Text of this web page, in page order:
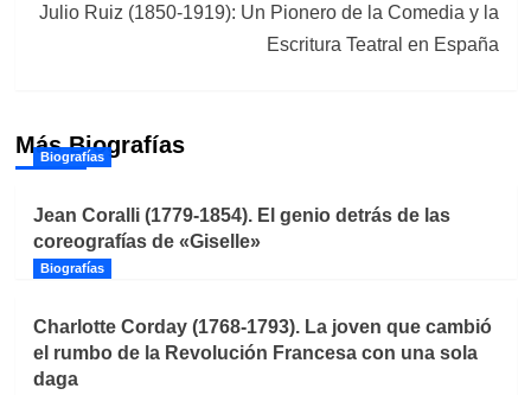
Julio Ruiz (1850-1919): Un Pionero de la Comedia y la
Escritura Teatral en España
Más Biografías
Biografías
Jean Coralli (1779-1854). El genio detrás de las
coreografías de «Giselle»
Biografías
Charlotte Corday (1768-1793). La joven que cambió
el rumbo de la Revolución Francesa con una sola
daga